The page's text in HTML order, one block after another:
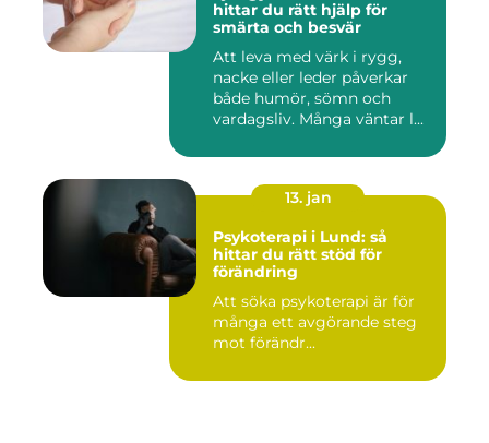
hittar du rätt hjälp för
smärta och besvär
Att leva med värk i rygg,
nacke eller leder påverkar
både humör, sömn och
vardagsliv. Många väntar l...
13. jan
Psykoterapi i Lund: så
hittar du rätt stöd för
förändring
Att söka psykoterapi är för
många ett avgörande steg
mot förändr...